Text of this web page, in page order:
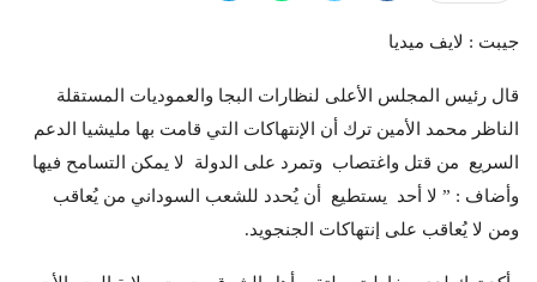
جيبت : لايف ميديا
قال رئيس المجلس الأعلى لنظارات البجا والعموديات المستقلة
الناظر محمد الأمين ترك أن الإنتهاكات التي قامت بها مليشيا الدعم
السريع من قتل واغتصاب وتمرد على الدولة لا يمكن التسامح فيها
وأضاف : ” لا أحد يستطيع أن يُحدد للشعب السوداني من يُعاقب
ومن لا يُعاقب على إنتهاكات الجنجويد.